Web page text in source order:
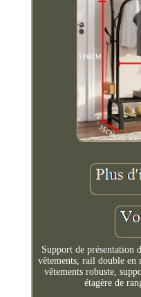
Support de présentation
vêtements, rail double en
vêtements robuste,
étagère de